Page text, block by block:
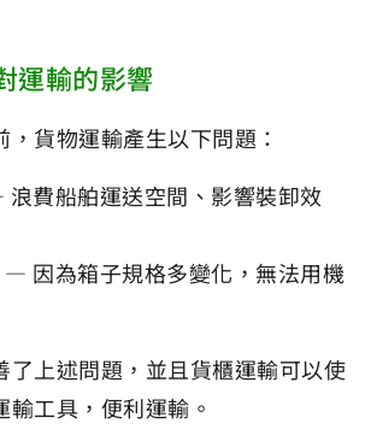
運輸的影響
，貨物運輸產生以下問題：
費船舶運送空間、影響裝卸效
— 因為箱子規格多變化，無法用機
了上述問題，並且貨櫃運輸可以使
輸工具，便利運輸。